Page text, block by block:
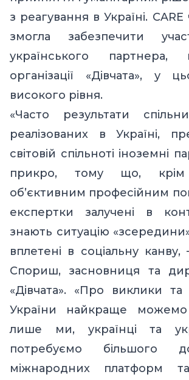
з реагування в Україні.
змогла забезпечити
українського партнера,
організації «Дівчата», у
високого рівня.
«Часто результати
реалізованих в Україні,
світовій спільноті іноземні
прикро, тому що, крім
об’єктивним професійним
експертки залучені в
знають ситуацію
вплетені в соціальну
Спориш, засновниця та
«Дівчата». «Про виклики
України найкраще можемо
лише ми, українці та
потребуємо більшого
міжнародних платформ